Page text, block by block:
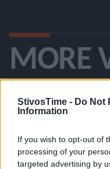
StivosTime - Do Not
Information
If you wish to opt-out of
processing of your
targeted advertising by
MORE
ΆΛΜΑ ΕΙΣ ΜΉΚΟΣ